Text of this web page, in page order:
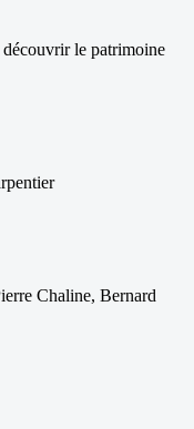
le patrimoine
Chaline, Bernard